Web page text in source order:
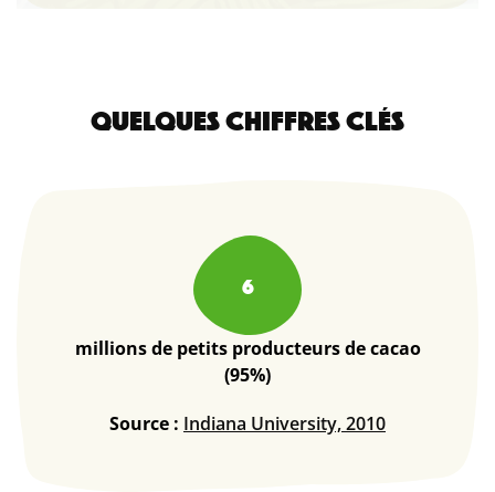
QUELQUES CHIFFRES CLÉS
6
millions de petits producteurs de cacao
(95%)
Source : Indiana University, 2010